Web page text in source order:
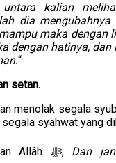
kalian
dia mengubahnya
maka dengan
dengan hatinya, dan
“
setan.
menolak segala
syahwat yang
Berdasarkan firman Allâh ﷻ, Dan